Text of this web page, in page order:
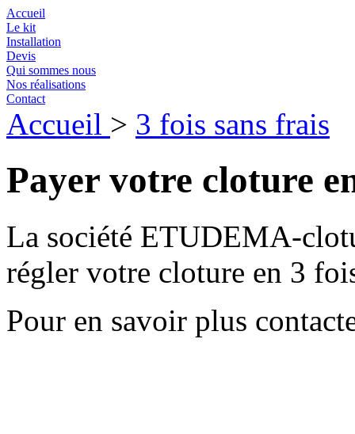
Accueil
Le kit
Installation
Devis
Qui sommes nous
Nos réalisations
Contact
Accueil > 3 fois sans frais
Payer votre cloture
La société ETUDEMA-
régler votre cloture en 3
Pour en savoir plus